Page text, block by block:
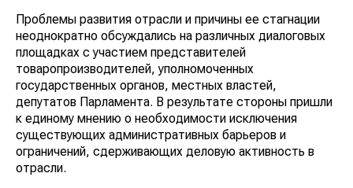
Проблемы развития отрасли и причины ее стагнации
неоднократно обсуждались на различных диалоговых
площадках с участием представителей
товаропроизводителей, уполномоченных
государственных органов, местных властей,
депутатов Парламента. В результате стороны пришли
к единому мнению о необходимости исключения
существующих административных барьеров и
ограничений, сдерживающих деловую активность в
отрасли.